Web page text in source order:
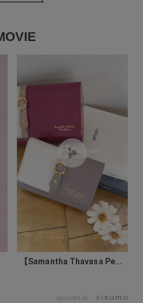
【Samantha Thavasa Pe...
powered by